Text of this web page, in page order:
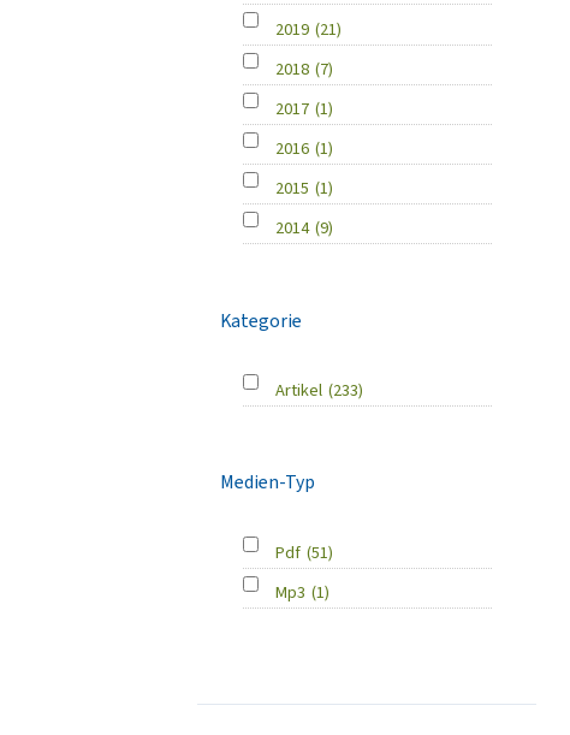
2019 (21)
2018 (7)
2017 (1)
2016 (1)
2015 (1)
2014 (9)
Kategorie
Artikel (233)
Medien-Typ
Pdf (51)
Mp3 (1)